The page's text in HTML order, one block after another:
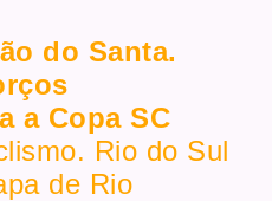
do Santa.
a Copa SC
Rio do Sul
de Rio